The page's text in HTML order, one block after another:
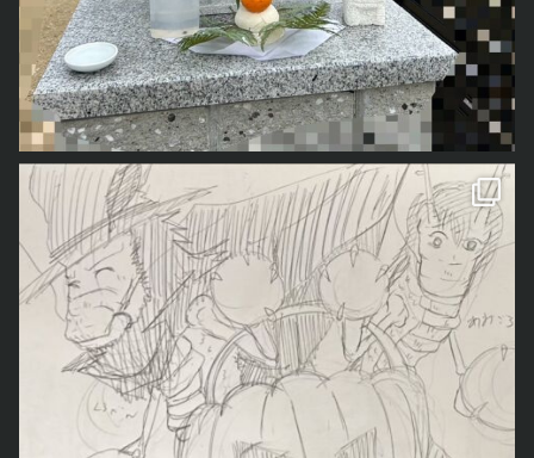
なので、いくつかハロウィンイベントに参加してきました
くろべぇ
がハロウィンの